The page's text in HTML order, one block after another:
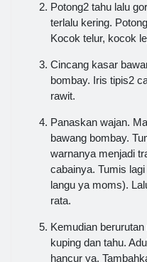
Potong2 tahu lalu
terlalu kering.
Kocok telur, kocok
Cincang kasar
bombay. Iris tipis2
rawit.
Panaskan wajan.
bawang bombay.
warnanya menjadi
cabainya. Tumis
langu ya moms).
rata.
Kemudian
kuping dan tahu.
hancur ya.